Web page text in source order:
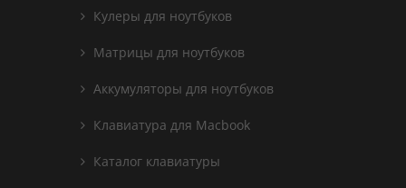
Кулеры для ноутбуков
Матрицы для ноутбуков
Аккумуляторы для ноутбуков
Клавиатура для Macbook
Каталог клавиатуры